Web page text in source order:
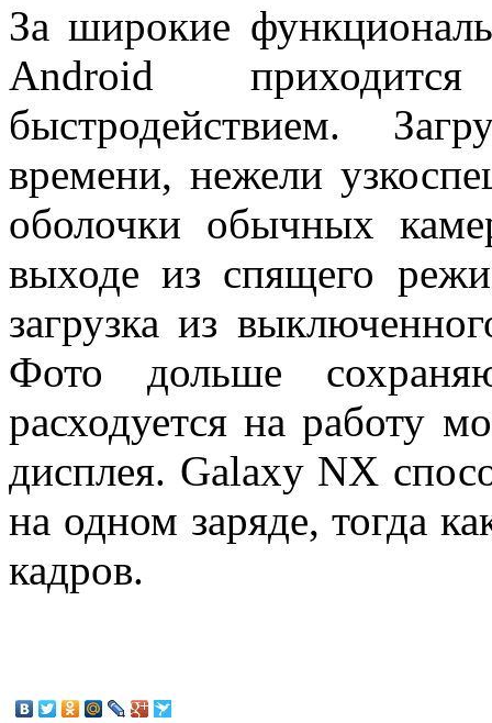
За широкие
Android
быстродействием.
времени, нежели
оболочки обычных
выходе из спящего
загрузка из
Фото дольше
расходуется на работу
дисплея. Galaxy NX
на одном заряде, тогда
кадров.